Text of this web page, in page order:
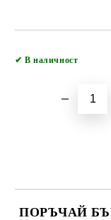
✔ В наличност
ПОРЪЧАЙ